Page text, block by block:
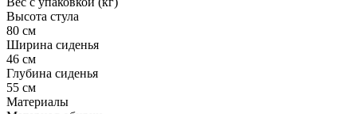
Высота стула
80 см
Ширина сиденья
46 см
Глубина сиденья
55 см
Материалы